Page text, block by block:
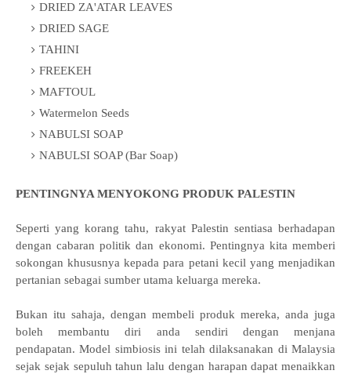
DRIED ZA'ATAR LEAVES
DRIED SAGE
TAHINI
FREEKEH
MAFTOUL
Watermelon Seeds
NABULSI SOAP
NABULSI SOAP (Bar Soap)
PENTINGNYA MENYOKONG PRODUK PALESTIN
Seperti yang korang tahu, rakyat Palestin sentiasa berhadapan
dengan cabaran politik dan ekonomi. Pentingnya kita memberi
sokongan khususnya kepada para petani kecil yang menjadikan
pertanian sebagai sumber utama keluarga mereka.
Bukan itu sahaja, dengan membeli produk mereka, anda juga
boleh membantu diri anda sendiri dengan menjana
pendapatan. Model simbiosis ini telah dilaksanakan di Malaysia
sejak sejak sepuluh tahun lalu dengan harapan dapat menaikkan